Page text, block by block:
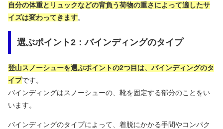
自分の体重とリュックなどの背負う荷物の重さによって適したサ
イズは変わってきます。
選ぶポイント2：バインディングのタイプ
登山スノーシューを選ぶポイントの2つ目は、バインディングのタ
イプです。
バインディングはスノーシューの、靴を固定する部分のことをい
います。
バインディングのタイプによって、着脱にかかる手間やコンパク